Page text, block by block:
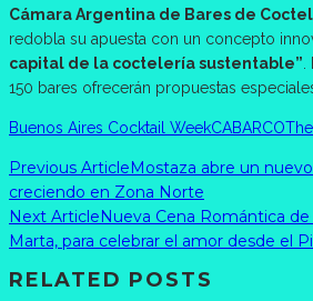
Cámara Argentina de Bares de
redobla su apuesta con un concepto
capital de la coctelería sustentable”
150 bares ofrecerán propuestas
Buenos Aires Cocktail WeekCABARCO
Previous ArticleMostaza abre un
creciendo en Zona Norte
Next ArticleNueva Cena Romántica
Marta, para celebrar el amor desde el
RELATED POSTS